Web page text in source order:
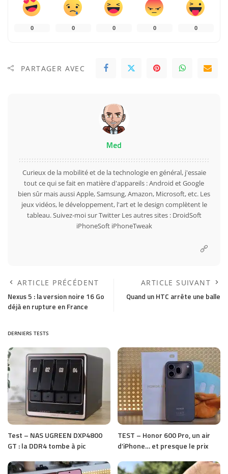
0 0 0 0 0
PARTAGER AVEC
Med
Curieux de la mobilité et de la technologie en général, j'essaie
tout ce qui se fait en matière d'appareils : Android et Google
bien sûr mais aussi Apple, Samsung, Amazon, Microsoft, etc. Les
jeux vidéos, le développement, l'art et le design complètent le
tableau. Suivez-moi surTwitterLes autres sites : DroidSoft
iPhoneSoft iPhoneTweak
ARTICLE PRÉCÉDENT
Nexus 5 : la version noire 16 Go
déjà en rupture en France
ARTICLE SUIVANT
Quand un HTC arrête une balle
DERNIERS TESTS
Test – NAS UGREEN DXP4800
GT : la DDR4 tombe à pic
TEST – Honor 600 Pro, un air
d’iPhone… et presque le prix